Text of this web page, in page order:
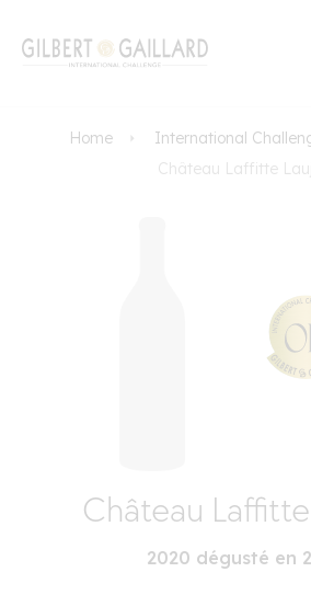
Home
International
Château Laffitte
Château
2020 dégusté en